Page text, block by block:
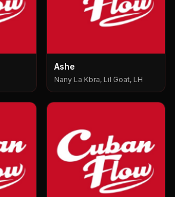
Ashe
Nany La Kbra, Lil Goat, LH